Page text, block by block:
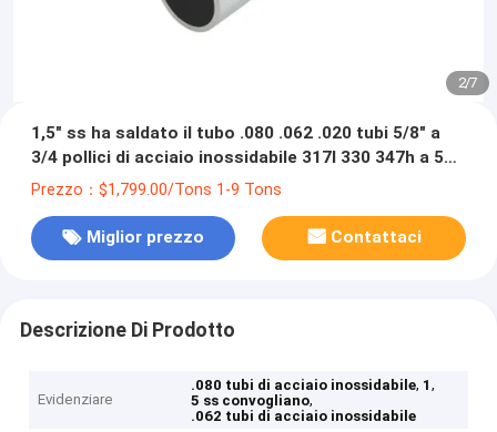
2/7
1,5" ss ha saldato il tubo .080 .062 .020 tubi 5/8" a
3/4 pollici di acciaio inossidabile 317l 330 347h a 5
pollici
Prezzo：$1,799.00/Tons 1-9 Tons
Miglior prezzo Contattaci
Descrizione Di Prodotto
Evidenziare
.080 tubi di acciaio inossidabile, 1,
5 ss convogliano,
.062 tubi di acciaio inossidabile